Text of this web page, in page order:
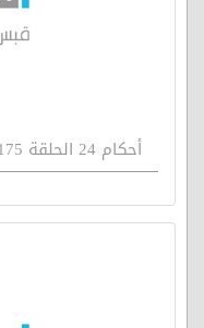
أحكام 24 الحلقة 175